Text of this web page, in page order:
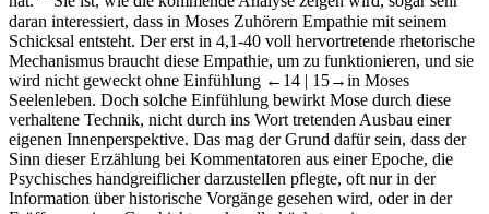
daran interessiert, dass in Moses Zuhörern Empathie mit seinem
Schicksal entsteht. Der erst in 4,1-40 voll hervortretende rhetorische
Mechanismus braucht diese Empathie, um zu funktionieren, und sie
wird nicht geweckt ohne Einfühlung ←14 | 15→in Moses
Seelenleben. Doch solche Einfühlung bewirkt Mose durch diese
verhaltene Technik, nicht durch ins Wort tretenden Ausbau einer
eigenen Innenperspektive. Das mag der Grund dafür sein, dass der
Sinn dieser Erzählung bei Kommentatoren aus einer Epoche, die
Psychisches handgreiflicher darzustellen pflegte, oft nur in der
Information über historische Vorgänge gesehen wird, oder in der